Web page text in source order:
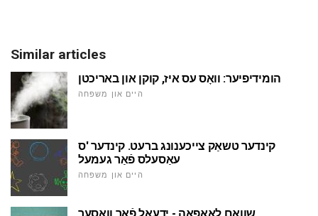
Similar articles
הומידיפיער: וואָס עס איז, קוקן און באריכטן
היים און משפּחה
קינדער טשאַק צייכענונג ברעט. קינדער 'ס
עאַסעלס פֿאַר געמעל
היים און משפּחה